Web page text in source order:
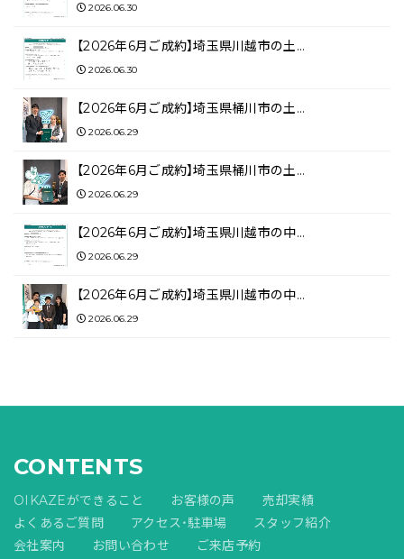
2026.06.30
【2026年6月ご成約】埼玉県川越市の土…
2026.06.30
【2026年6月ご成約】埼玉県桶川市の土…
2026.06.29
【2026年6月ご成約】埼玉県桶川市の土…
2026.06.29
【2026年6月ご成約】埼玉県川越市の中…
2026.06.29
【2026年6月ご成約】埼玉県川越市の中…
2026.06.29
CONTENTS
OIKAZEができること お客様の声
売却実績
よくあるご質問
アクセス・駐車場
スタッフ紹介
会社案内
お問い合わせ ご来店予約